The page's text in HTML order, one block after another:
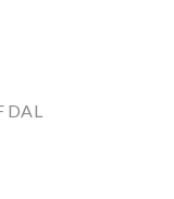
DAL